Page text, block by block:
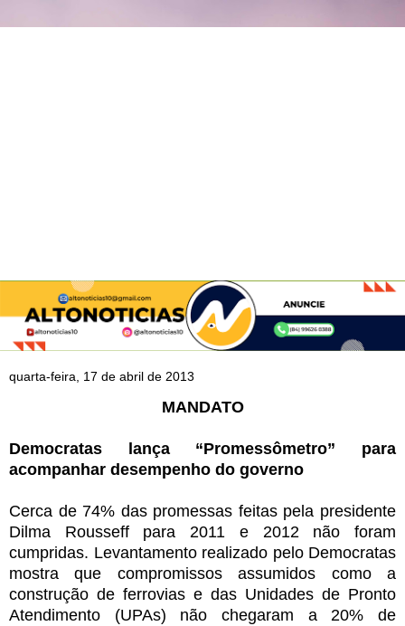
quarta-feira, 17 de abril de 2013
MANDATO
Democratas lança “Promessômetro” para
acompanhar desempenho do governo
Cerca de 74% das promessas feitas pela presidente
Dilma Rousseff para 2011 e 2012 não foram
cumpridas. Levantamento realizado pelo Democratas
mostra que compromissos assumidos como a
construção de ferrovias e das Unidades de Pronto
Atendimento (UPAs) não chegaram a 20% de